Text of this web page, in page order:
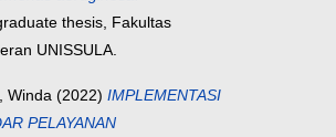
thesis, Fakultas
UNISSULA.
Winda (2022) IMPLEMENTASI
PELAYANAN